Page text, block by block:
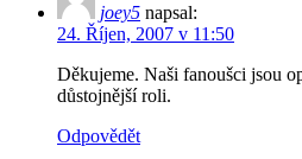
joey5 napsal:
24. Říjen, 2007 v 11:50
Děkujeme. Naši fanoušci jsou
důstojnější roli.
Odpovědět